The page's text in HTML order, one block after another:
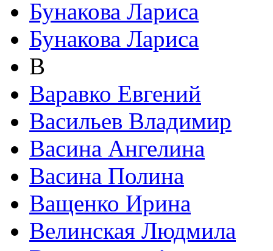
Бунакова Лариса
Бунакова Лариса
В
Варавко Евгений
Васильев Владимир
Васина Ангелина
Васина Полина
Ващенко Ирина
Велинская Людмила